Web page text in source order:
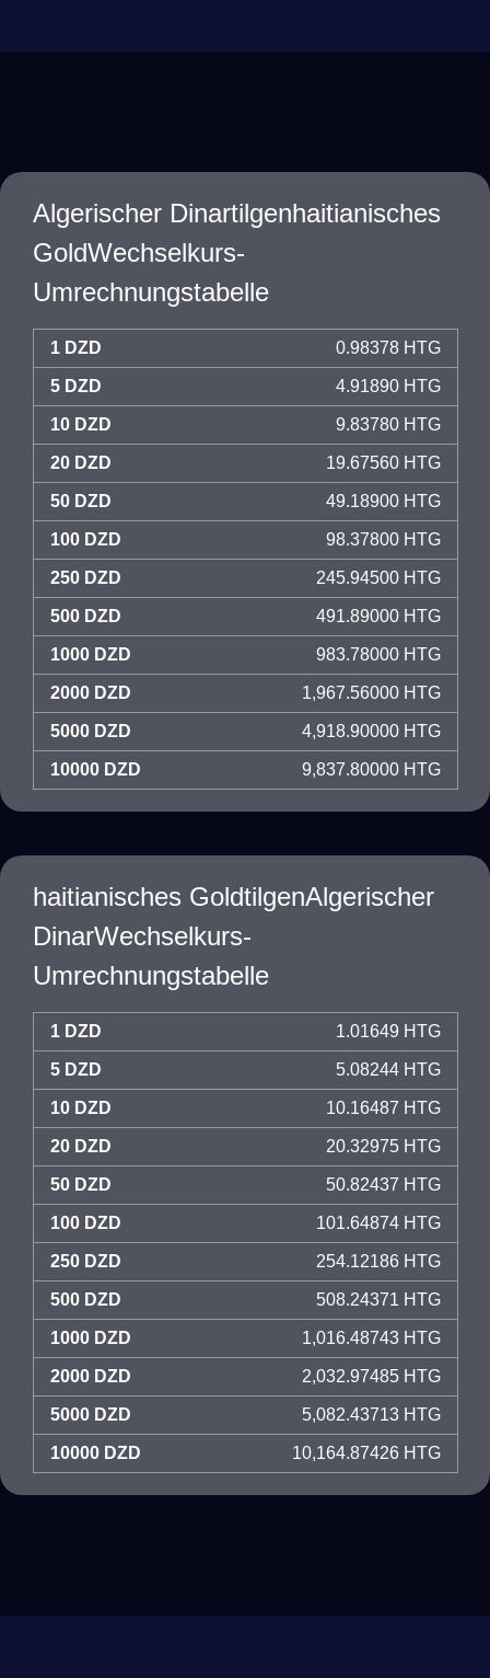
Algerischer Dinartilgenhaitianisches
GoldWechselkurs-
Umrechnungstabelle
1 DZD 0.98378 HTG
5 DZD 4.91890 HTG
10 DZD 9.83780 HTG
20 DZD 19.67560 HTG
50 DZD 49.18900 HTG
100 DZD 98.37800 HTG
250 DZD 245.94500 HTG
500 DZD 491.89000 HTG
1000 DZD 983.78000 HTG
2000 DZD 1,967.56000 HTG
5000 DZD 4,918.90000 HTG
10000 DZD 9,837.80000 HTG
haitianisches GoldtilgenAlgerischer
DinarWechselkurs-
Umrechnungstabelle
1 DZD 1.01649 HTG
5 DZD 5.08244 HTG
10 DZD 10.16487 HTG
20 DZD 20.32975 HTG
50 DZD 50.82437 HTG
100 DZD 101.64874 HTG
250 DZD 254.12186 HTG
500 DZD 508.24371 HTG
1000 DZD 1,016.48743 HTG
2000 DZD 2,032.97485 HTG
5000 DZD 5,082.43713 HTG
10000 DZD 10,164.87426 HTG